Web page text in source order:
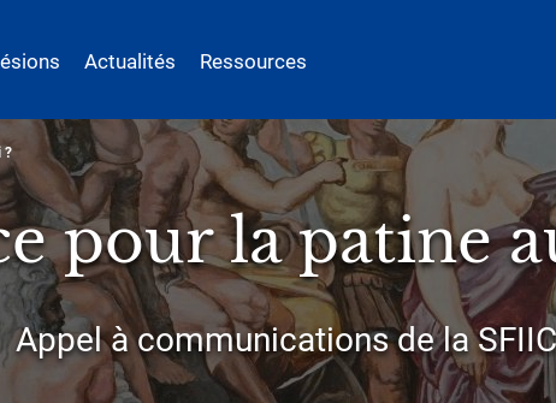
Actualités Ressources
?
pour la patine
Appel à communications de la SFIIC